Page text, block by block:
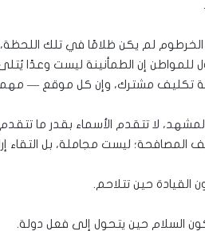
لم يكن ظلامًا في تلك اللحظة، بل
للمواطن إن الطمأنينة ليست وعدًا
تكليف مشترك، وإن كل موقع —
لا تتقدم الأسماء بقدر ما
المصافحة؛ ليست مجاملة، بل التقاء
القيادة حين تتلاحم.
السلام حين يتحول إلى فعل دولة.